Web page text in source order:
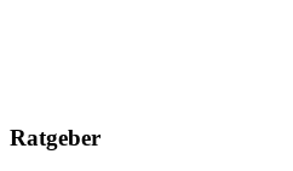
Ratgeber